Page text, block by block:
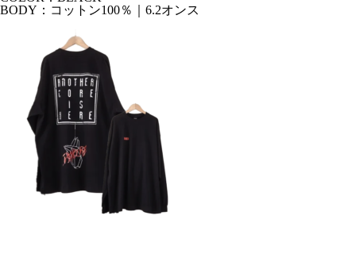
BODY：コットン100％｜6.2オンス